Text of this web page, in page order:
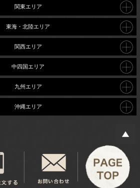
関東エリア
東海・北陸エリア
関西エリア
中四国エリア
九州エリア
沖縄エリア